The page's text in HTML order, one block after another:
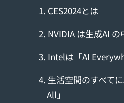
1. CES2024とは
2. NVIDIA は生成AI
3. Intelは「AI
4. 生活空間のすべて
All」